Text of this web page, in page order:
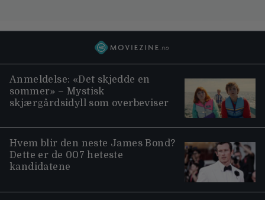
Anmeldelse: «Det skjedde en
sommer» – Mystisk
skjærgårdsidyll som overbeviser
Hvem blir den neste James Bond?
Dette er de 007 heteste
kandidatene